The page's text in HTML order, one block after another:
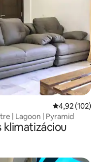
Priemerné
4,92 (102)
| Lagoon | Pyramid
klimatizáciou